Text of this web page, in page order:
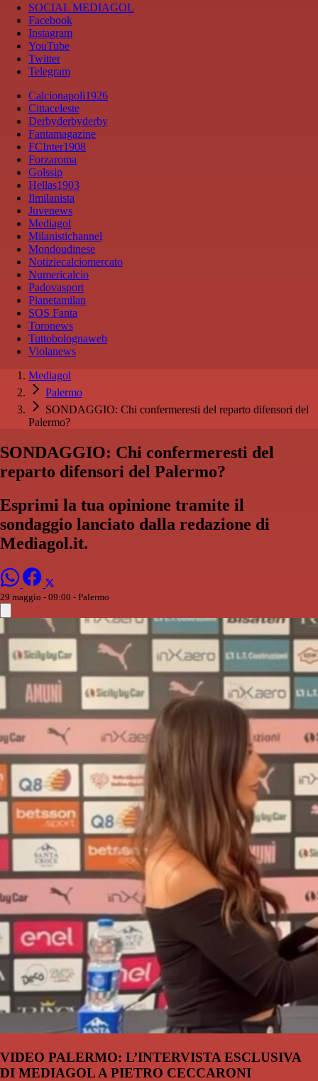
SOCIAL MEDIAGOL
Facebook
Instagram
YouTube
Twitter
Telegram
Calcionapoli1926
Cittaceleste
Derbyderbyderby
Fantamagazine
FCInter1908
Forzaroma
Golssip
Hellas1903
Ilmilanista
Juvenews
Mediagol
Milanistichannel
Mondoudinese
Notiziecalciomercato
Numericalcio
Padovasport
Pianetamilan
SOS Fanta
Toronews
Tuttobolognaweb
Violanews
Mediagol
Palermo
SONDAGGIO: Chi confermeresti del reparto difensori del
Palermo?
SONDAGGIO: Chi confermeresti del
reparto difensori del Palermo?
Esprimi la tua opinione tramite il
sondaggio lanciato dalla redazione di
Mediagol.it.
29 maggio - 09:00 - Palermo
VIDEO PALERMO: L’INTERVISTA ESCLUSIVA
DI MEDIAGOL A PIETRO CECCARONI